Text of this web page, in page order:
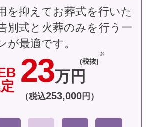
23万円
(税抜)
（税込253,000円）
を抑えてお葬式を行いた
別式と火葬のみを行う一
が最適です。